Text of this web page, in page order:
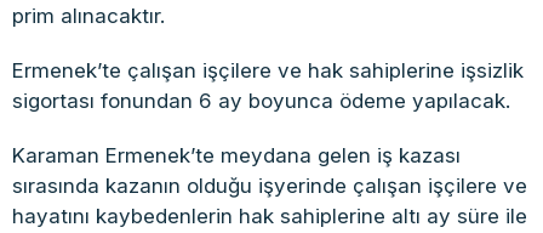
prim alınacaktır.
Ermenek’te çalışan işçilere ve hak sahiplerine işsizlik
sigortası fonundan 6 ay boyunca ödeme yapılacak.
Karaman Ermenek’te meydana gelen iş kazası
sırasında kazanın olduğu işyerinde çalışan işçilere ve
hayatını kaybedenlerin hak sahiplerine altı ay süre ile